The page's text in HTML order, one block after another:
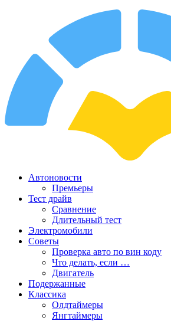
Автоновости
Премьеры
Тест драйв
Сравнение
Длительный тест
Электромобили
Советы
Проверка авто по вин коду
Что делать, если …
Двигатель
Подержанные
Классика
Олдтаймеры
Янгтаймеры